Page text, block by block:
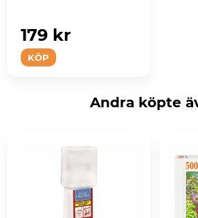
KÖP
179 kr
Andra köpte